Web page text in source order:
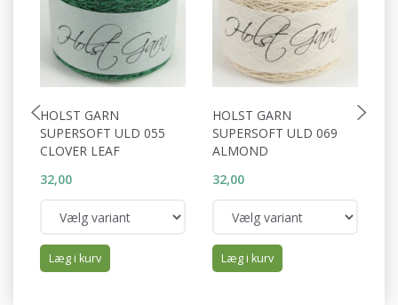
HOLST GARN
SUPERSOFT ULD 055
CLOVER LEAF
32,00
Læg i kurv
HOLST GARN
SUPERSOFT ULD 069
ALMOND
32,00
Læg i kurv